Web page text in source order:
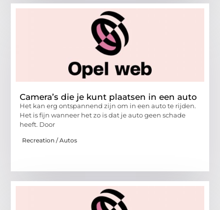
Camera’s die je kunt plaatsen in een auto
Het kan erg ontspannend zijn om in een auto te rijden.
Het is fijn wanneer het zo is dat je auto geen schade
heeft. Door
Recreation / Autos